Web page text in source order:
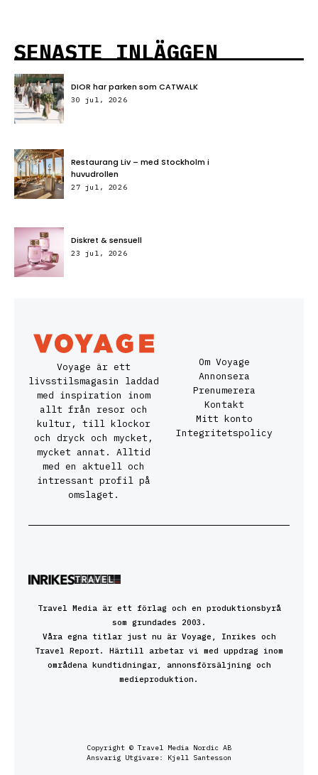
SENASTE INLÄGGEN
DIOR har parken som CATWALK
30 jul, 2026
Restaurang Liv – med Stockholm i
huvudrollen
27 jul, 2026
Diskret & sensuell
23 jul, 2026
Voyage är ett
livsstilsmagasin laddad
med inspiration inom
allt från resor och
kultur, till klockor
och dryck och mycket,
mycket annat. Alltid
med en aktuell och
intressant profil på
omslaget.
Om Voyage
Annonsera
Prenumerera
Kontakt
Mitt konto
Integritetspolicy
Travel Media är ett förlag och en produktionsbyrå
som grundades 2003.
Våra egna titlar just nu är Voyage, Inrikes och
Travel Report. Härtill arbetar vi med uppdrag inom
områdena kundtidningar, annonsförsäljning och
medieproduktion.
Copyright © Travel Media Nordic AB
Ansvarig Utgivare: Kjell Santesson